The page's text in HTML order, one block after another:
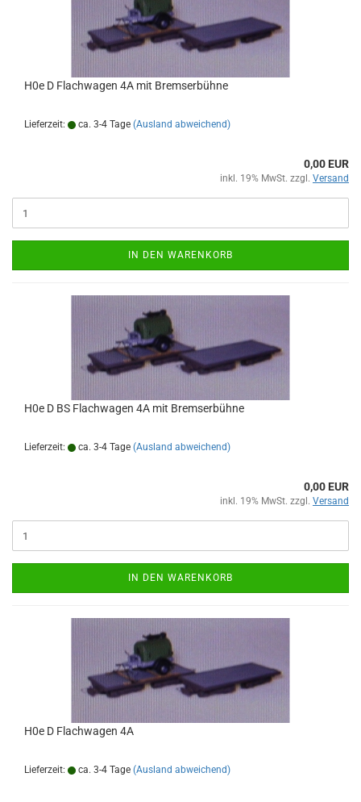
H0e D Flachwagen 4A mit Bremserbühne
Lieferzeit: ca. 3-4 Tage (Ausland abweichend)
0,00 EUR
inkl. 19% MwSt. zzgl. Versand
IN DEN WARENKORB
H0e D BS Flachwagen 4A mit Bremserbühne
Lieferzeit: ca. 3-4 Tage (Ausland abweichend)
0,00 EUR
inkl. 19% MwSt. zzgl. Versand
IN DEN WARENKORB
H0e D Flachwagen 4A
Lieferzeit: ca. 3-4 Tage (Ausland abweichend)